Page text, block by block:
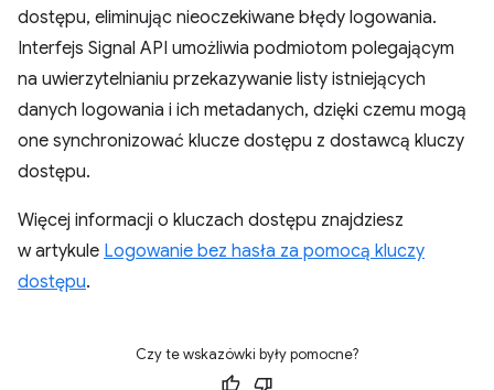
dostępu, eliminując nieoczekiwane błędy logowania.
Interfejs Signal API umożliwia podmiotom polegającym
na uwierzytelnianiu przekazywanie listy istniejących
danych logowania i ich metadanych, dzięki czemu mogą
one synchronizować klucze dostępu z dostawcą kluczy
dostępu.
Więcej informacji o kluczach dostępu znajdziesz
w artykule Logowanie bez hasła za pomocą kluczy
dostępu.
Czy te wskazówki były pomocne?